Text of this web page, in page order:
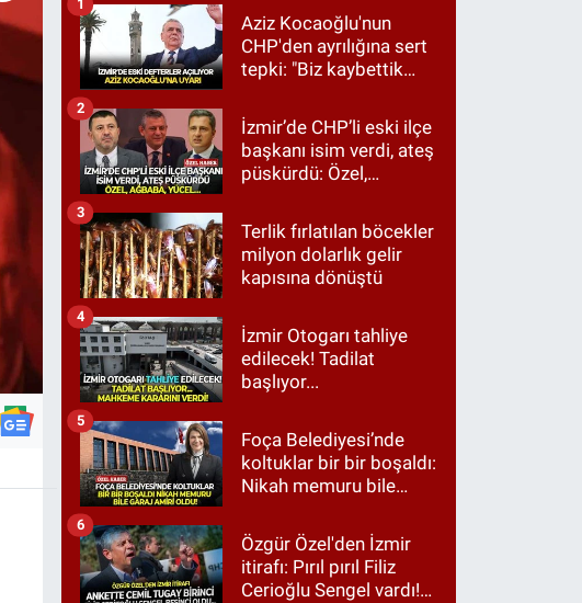
Aziz Kocaoğlu'nun
CHP'den ayrılığına sert
tepki: "Biz kaybettik
etmedik"
1
İzmir’de CHP’li eski ilçe
başkanı isim verdi, ateş
püskürdü: Özel,
2
Terlik fırlatılan böcekler
milyon dolarlık gelir
kapısına dönüştü
3
İzmir Otogarı tahliye
edilecek! Tadilat
başlıyor...
4
Foça Belediyesi’nde
koltuklar bir bir boşaldı:
Nikah memuru bile
5
Özgür Özel'den İzmir
itirafı: Pırıl pırıl Filiz
Cerioğlu Sengel vardı!
6